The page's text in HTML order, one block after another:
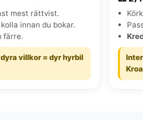
mest rättvist.
innan du bokar.
färre.
villkor = dyr hyrbil